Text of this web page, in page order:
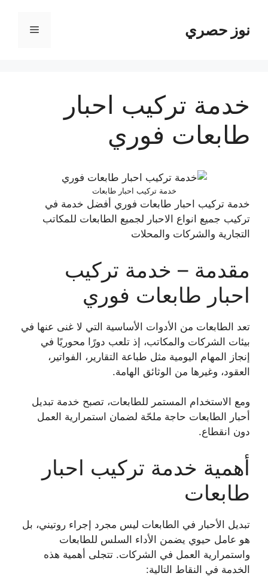
المحتوىنوز حصري القائمة
خدمة تركيب احبار
طابعات فوري
خدمة تركيب احبار طابعات
خدمة تركيب احبار طابعات فوري أفضل خدمة في
تركيب جميع انواع الاحبار لجميع الطابعات للمكاتب
التجارية والشركات والمحلات
مقدمة – خدمة تركيب
احبار طابعات فوري
تعد الطابعات من الأدوات الأساسية التي لا غنى عنها في
بيئات الشركات والمكاتب، إذ تلعب دورًا محوريًا في
إنجاز المهام اليومية مثل طباعة التقارير، الفواتير،
العقود، وغيرها من الوثائق الهامة.
ومع الاستخدام المستمر للطابعات، تصبح خدمة تبديل
أحبار الطابعات حاجة ملحّة لضمان استمرارية العمل
دون انقطاع.
أهمية خدمة تركيب احبار
طابعات
تبديل الأحبار في الطابعات ليس مجرد إجراء روتيني، بل
هو عامل حيوي يضمن الأداء السلس للطابعات
واستمرارية العمل في الشركات. تتجلى أهمية هذه
الخدمة في النقاط التالية: